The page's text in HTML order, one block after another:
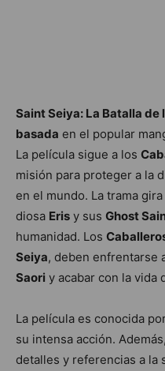
Saint Seiya: La Batalla de
basada en el popular
La película sigue a los
misión para proteger a la
en el mundo. La trama
diosa Eris y sus Ghost
humanidad. Los
Seiya, deben enfrentarse
Saori y acabar con la vida
La película es conocida
su intensa acción.
detalles y referencias a la